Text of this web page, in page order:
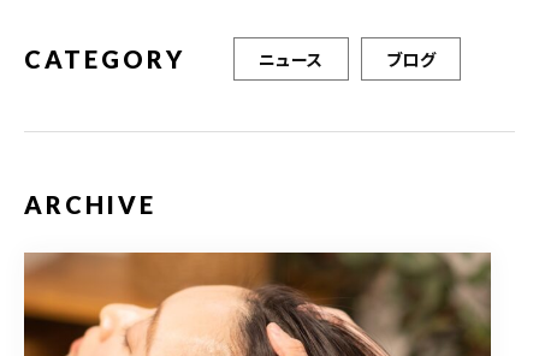
CATEGORY ニュース ブログ
ARCHIVE